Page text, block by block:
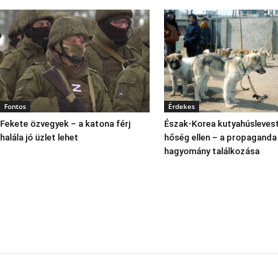
Fontos
Fekete özvegyek – a katona férj
halála jó üzlet lehet
Érdekes
Észak‑Korea
hőség ellen – a propaganda
hagyomány találkozása